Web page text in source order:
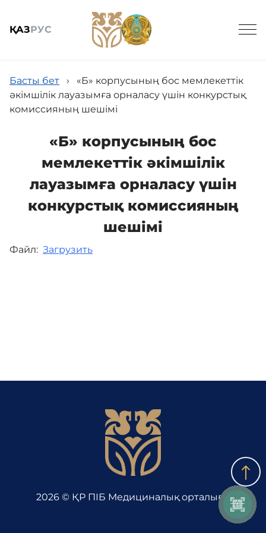
ҚАЗРУС
Жалпы мәлімет
Заңнама және кадрлармен қамтамасыз ету
Нашар көретіндерге
арналған нұсқа
Басты бет ›
«Б» корпусының бос мемлекеттік
әкімшілік лауазымға орналасу үшін конкурстық
комиссияның шешімі
«Б» корпусының бос
мемлекеттік әкімшілік
лауазымға орналасу үшін
конкурстық комиссияның
шешімі
Файл: Загрузить
2026 © ҚР ПІБ Медициналық орталығы